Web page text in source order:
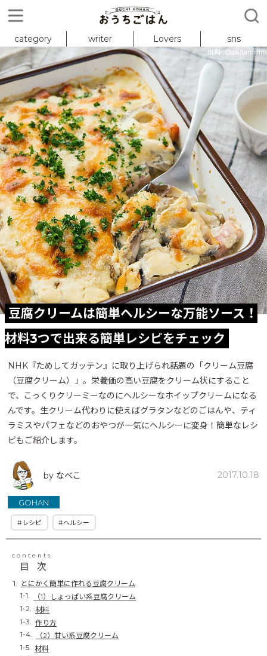
category writer Lovers sns
出典 : @paltammm
豆腐クリームは簡単ヘルシーな万能ソース！
材料3つで出来る簡単レシピをチェック
NHK『ためしてガッテン』に取り上げられ話題の「クリーム豆腐
（豆腐クリーム）」。栄養価の高い豆腐をクリーム状にすること
で、こっくりクリーミーなのにヘルシーなホイップクリームになる
んです。生クリーム代わりに使えばグラタンなどのごはんや、ティ
ラミスやパフェなどのおやつが一気にヘルシーに変身！簡単なレシ
ピもご紹介します。
by なべこ 2017.10.18
GOHAN
#レシピ #ヘルシー
contents
目次
とにかく簡単に作れる豆腐クリーム
（1）しょっぱい系豆腐クリーム
材料
作り方
（2）甘い系豆腐クリーム
材料